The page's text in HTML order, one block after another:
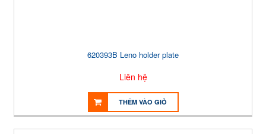
620393B Leno holder plate
Liên hệ
THÊM VÀO GIỎ